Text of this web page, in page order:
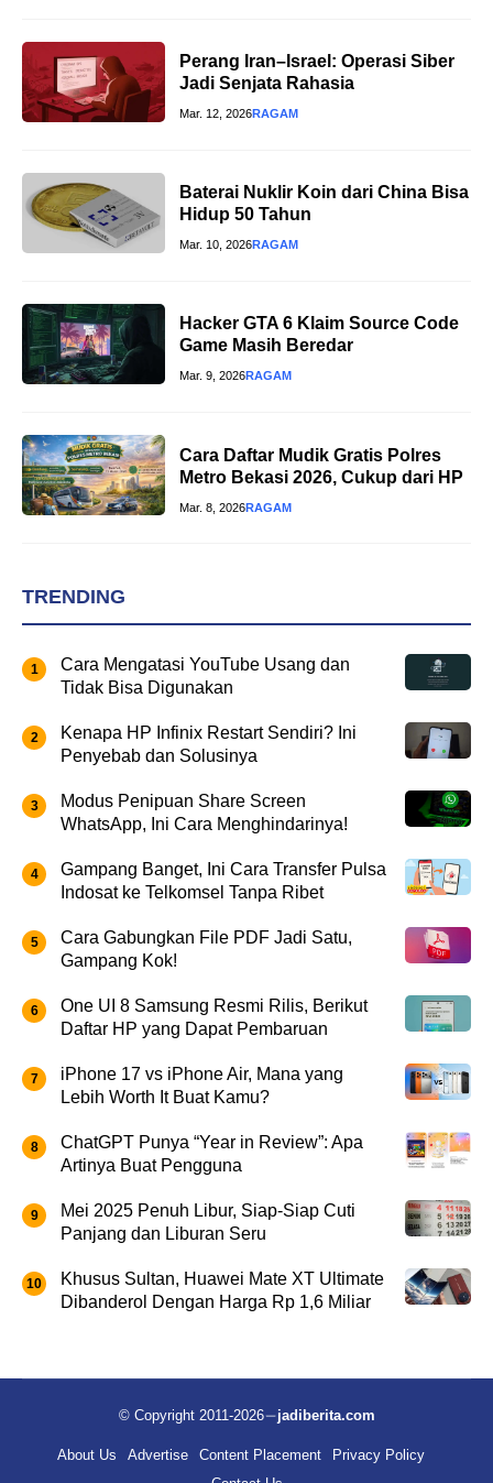
Perang Iran–Israel: Operasi Siber
Jadi Senjata Rahasia
Mar. 12, 2026RAGAM
Baterai Nuklir Koin dari China Bisa
Hidup 50 Tahun
Mar. 10, 2026RAGAM
Hacker GTA 6 Klaim Source Code
Game Masih Beredar
Mar. 9, 2026RAGAM
Cara Daftar Mudik Gratis Polres
Metro Bekasi 2026, Cukup dari HP
Mar. 8, 2026RAGAM
TRENDING
Cara Mengatasi YouTube Usang dan
Tidak Bisa Digunakan
Kenapa HP Infinix Restart Sendiri? Ini
Penyebab dan Solusinya
Modus Penipuan Share Screen
WhatsApp, Ini Cara Menghindarinya!
Gampang Banget, Ini Cara Transfer Pulsa
Indosat ke Telkomsel Tanpa Ribet
Cara Gabungkan File PDF Jadi Satu,
Gampang Kok!
One UI 8 Samsung Resmi Rilis, Berikut
Daftar HP yang Dapat Pembaruan
iPhone 17 vs iPhone Air, Mana yang
Lebih Worth It Buat Kamu?
ChatGPT Punya “Year in Review”: Apa
Artinya Buat Pengguna
Mei 2025 Penuh Libur, Siap-Siap Cuti
Panjang dan Liburan Seru
Khusus Sultan, Huawei Mate XT Ultimate
Dibanderol Dengan Harga Rp 1,6 Miliar
© Copyright 2011-2026 jadiberita.com
About Us Advertise Content Placement
Privacy Policy